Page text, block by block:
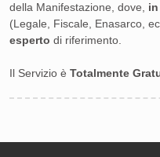
della Manifestazione, dove,
(Legale, Fiscale, Enasarco,
esperto di riferimento.
Il Servizio è Totalmente